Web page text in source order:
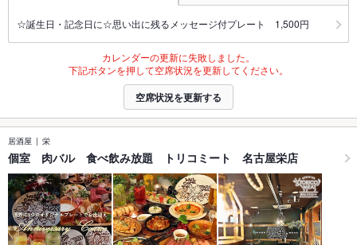
☆誕生日・記念日に☆思い出に残るメッセージ付プレート 1,500円
カレンダーの更新に失敗しました。
下記ボタンを押して空席状況を更新してください。
空席状況を更新する
居酒屋 栄
個室 肉バル 食べ飲み放題 トリコミート 名古屋栄店